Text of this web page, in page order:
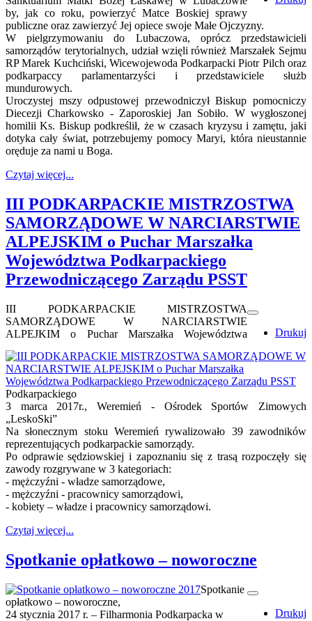
by, jak co roku, powierzyć Matce Boskiej sprawy
publiczne oraz zawierzyć Jej opiece swoje Małe Ojczyzny.
W pielgrzymowaniu do Lubaczowa, oprócz przedstawicieli
samorządów terytorialnych, udział wzięli również Marszałek Sejmu
RP Marek Kuchciński, Wicewojewoda Podkarpacki Piotr Pilch oraz
podkarpaccy parlamentarzyści i przedstawiciele służb
mundurowych.
Uroczystej mszy odpustowej przewodniczył Biskup pomocniczy
Diecezji Charkowsko - Zaporoskiej Jan Sobiło. W wygłoszonej
homilii Ks. Biskup podkreślił, że w czasach kryzysu i zamętu, jaki
dotyka cały świat, potrzebujemy pomocy Maryi, która nieustannie
oręduje za nami u Boga.
Czytaj więcej...
III PODKARPACKIE MISTRZOSTWA
SAMORZĄDOWE W NARCIARSTWIE
ALPEJSKIM o Puchar Marszałka
Województwa Podkarpackiego
Przewodniczącego Zarządu PSST
Drukuj
III PODKARPACKIE MISTRZOSTWA
SAMORZĄDOWE W NARCIARSTWIE
ALPEJKIM o Puchar Marszałka Województwa
Podkarpackiego
3 marca 2017r., Weremień - Ośrodek Sportów Zimowych
„LeskoSki”
Na słonecznym stoku Weremień rywalizowało 39 zawodników
reprezentujących podkarpackie samorządy.
Po odprawie sędziowskiej i zapoznaniu się z trasą rozpoczęły się
zawody rozgrywane w 3 kategoriach:
- mężczyźni - władze samorządowe,
- mężczyźni - pracownicy samorządowi,
- kobiety – władze i pracownicy samorządowi.
Czytaj więcej...
Spotkanie opłatkowo – noworoczne
Drukuj
Spotkanie
opłatkowo – noworoczne,
24 stycznia 2017 r. – Filharmonia Podkarpacka w